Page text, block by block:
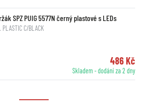
SPZ PUIG 5577N černý plastové s LEDs
PLASTIC C/BLACK
486 Kč
Skladem - dodání za 2 dny